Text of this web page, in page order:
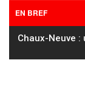
EN BREF
Cyclisme /